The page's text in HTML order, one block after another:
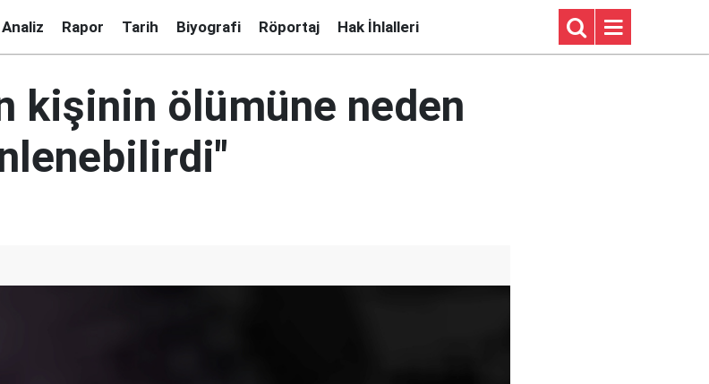
Analiz Rapor Tarih Biyografi Röportaj Hak İhlalleri
kişinin ölümüne neden